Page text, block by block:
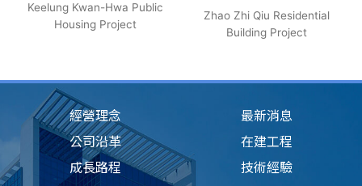
Keelung Kwan-Hwa Public
Housing Project
Zhao Zhi Qiu Residential
Building Project
經營理念
公司沿革
成長路程
最新消息
在建工程
技術經驗